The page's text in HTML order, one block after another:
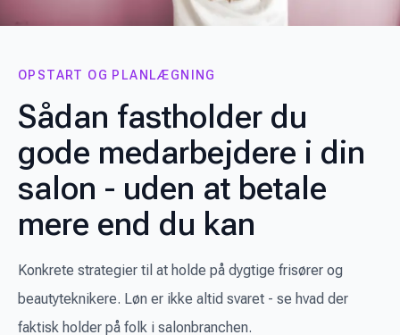
OPSTART OG PLANLÆGNING
Sådan fastholder du
gode medarbejdere i din
salon - uden at betale
mere end du kan
Konkrete strategier til at holde på dygtige frisører og
beautyteknikere. Løn er ikke altid svaret - se hvad der
faktisk holder på folk i salonbranchen.